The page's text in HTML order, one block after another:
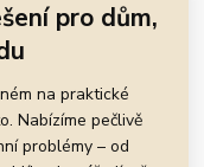
pro dům,
na praktické
Nabízíme pečlivě
problémy – od